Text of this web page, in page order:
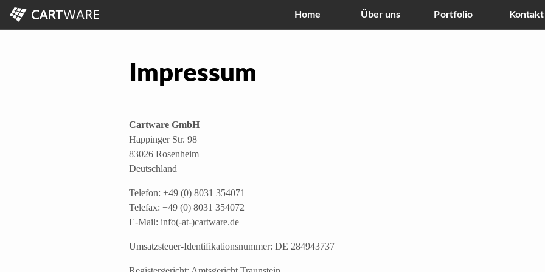
Home Über uns Portfolio Kontakt
Impressum
Cartware GmbH
Happinger Str. 98
83026 Rosenheim
Deutschland
Telefon: +49 (0) 8031 354071
Telefax: +49 (0) 8031 354072
E-Mail: info(-at-)cartware.de
Umsatzsteuer-Identifikationsnummer: DE 284943737